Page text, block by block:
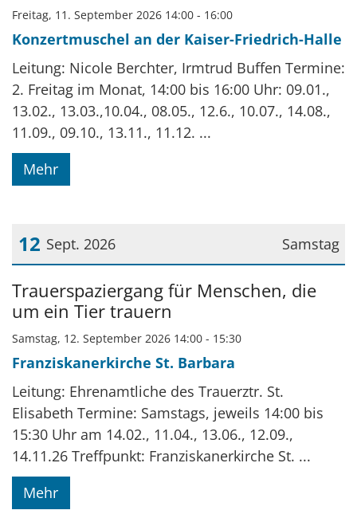
Freitag, 11. September 2026 14:00 - 16:00
Konzertmuschel an der Kaiser-Friedrich-Halle
Leitung: Nicole Berchter, Irmtrud Buffen Termine:
2. Freitag im Monat, 14:00 bis 16:00 Uhr: 09.01.,
13.02., 13.03.,10.04., 08.05., 12.6., 10.07., 14.08.,
11.09., 09.10., 13.11., 11.12. ...
Mehr
Samstag
12 Sept. 2026
Datum: 12. September 2026
Trauerspaziergang für Menschen, die
um ein Tier trauern
Samstag, 12. September 2026 14:00 - 15:30
Franziskanerkirche St. Barbara
Leitung: Ehrenamtliche des Trauerztr. St.
Elisabeth Termine: Samstags, jeweils 14:00 bis
15:30 Uhr am 14.02., 11.04., 13.06., 12.09.,
14.11.26 Treffpunkt: Franziskanerkirche St. ...
Mehr